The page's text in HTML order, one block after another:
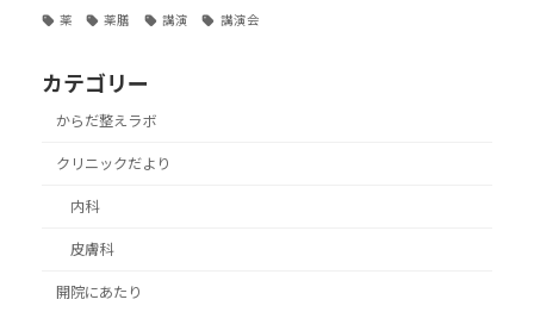
薬 薬膳 講演 講演会
カテゴリー
からだ整えラボ
クリニックだより
内科
皮膚科
開院にあたり